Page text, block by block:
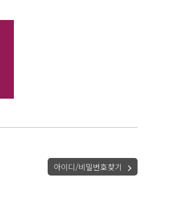
아이디/비밀번호찾기